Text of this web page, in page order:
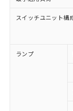
スイッチユニット構
ランプ